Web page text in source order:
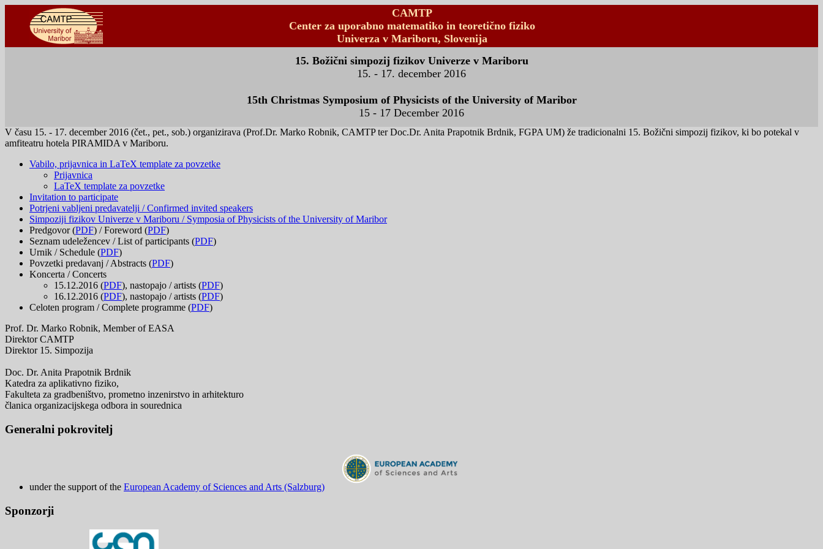
CAMTP
Center za uporabno matematiko in teoretično fiziko
Univerza v Mariboru, Slovenija
15. Božični simpozij fizikov Univerze v Mariboru
15. - 17. december 2016
15th Christmas Symposium of Physicists of the University of Maribor
15 - 17 December 2016
V času 15. - 17. december 2016 (čet., pet., sob.) organizirava (Prof.Dr. Marko Robnik, CAMTP ter Doc.Dr. Anita Prapotnik Brdnik, FGPA UM) že tradicionalni 15. Božični simpozij fizikov, ki bo potekal v
amfiteatru hotela PIRAMIDA v Mariboru.
Vabilo, prijavnica in LaTeX template za povzetke
Prijavnica
LaTeX template za povzetke
Invitation to participate
Potrjeni vabljeni predavatelji / Confirmed invited speakers
Simpoziji fizikov Univerze v Mariboru / Symposia of Physicists of the University of Maribor
Predgovor (PDF) / Foreword (PDF)
Seznam udeležencev / List of participants (PDF)
Urnik / Schedule (PDF)
Povzetki predavanj / Abstracts (PDF)
Koncerta / Concerts
15.12.2016 (PDF), nastopajo / artists (PDF)
16.12.2016 (PDF), nastopajo / artists (PDF)
Celoten program / Complete programme (PDF)
Prof. Dr. Marko Robnik, Member of EASA
Direktor CAMTP
Direktor 15. Simpozija
Doc. Dr. Anita Prapotnik Brdnik
Katedra za aplikativno fiziko,
Fakulteta za gradbeništvo, prometno inzenirstvo in arhitekturo
članica organizacijskega odbora in sourednica
Generalni pokrovitelj
under the support of the European Academy of Sciences and Arts (Salzburg)
Sponzorji